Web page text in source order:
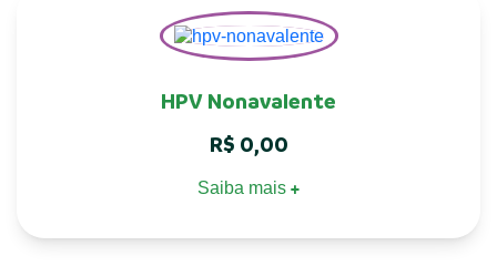
HPV Nonavalente
R$ 0,00
Saiba mais +